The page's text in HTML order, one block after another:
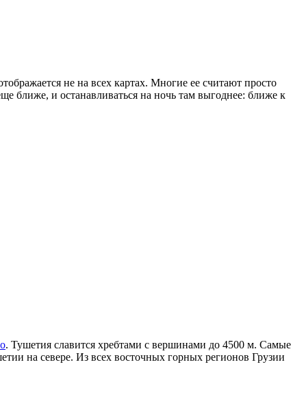
не на всех картах. Многие ее считают просто
ближе, и останавливаться на ночь там выгоднее: ближе к
. Тушетия славится хребтами с вершинами до 4500 м. Самые
на севере. Из всех восточных горных регионов Грузии